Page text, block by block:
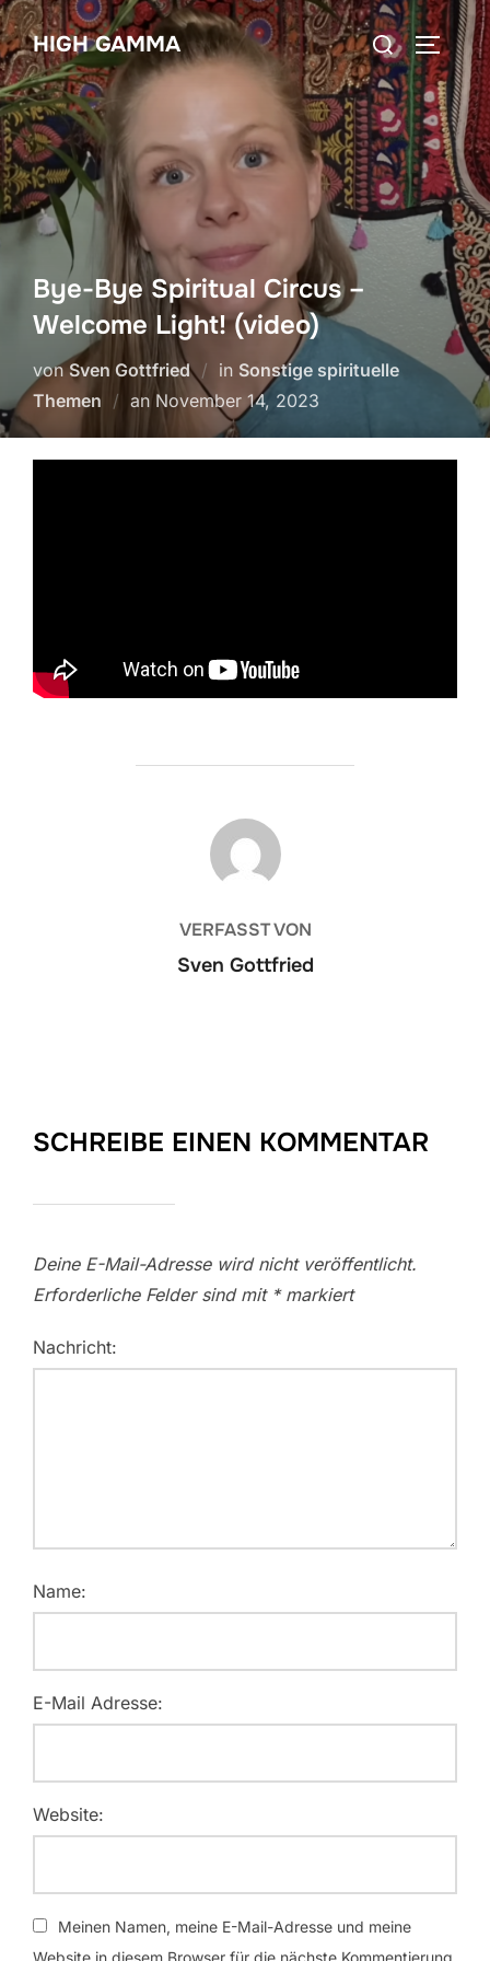
Zum
Inhalt
springen
HIGH GAMMA
Suchen
nach:
Bye-Bye Spiritual Circus –
Welcome Light! (video)
vonSven Gottfried in Sonstige spirituelle
Themen
anVeröffentlicht
November 14, 2023
BEITRAGSAUTOR
VERFASST VON
Sven Gottfried
SCHREIBE EINEN KOMMENTAR
Deine E-Mail-Adresse wird nicht veröffentlicht.
Erforderliche Felder sind mit *markiert
Nachricht:
Name:
E-Mail Adresse:
Website:
Meinen Namen, meine E-Mail-Adresse und meine